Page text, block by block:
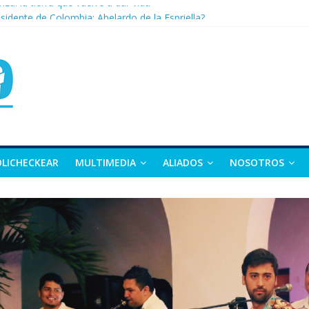
la tierra que vuelve a dar vida
exvicepresidente y figura clave de la política colombiana
y Nariño deja 21 muertos y más de 50 heridos
MULTIMEDIA ALIADOS NOSOTROS